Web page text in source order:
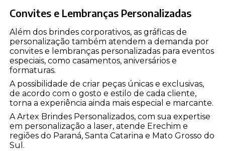
Convites e Lembranças Personalizadas
Além dos brindes corporativos, as gráficas de
personalização também atendem a demanda por
convites e lembranças personalizadas para eventos
especiais, como casamentos, aniversários e
formaturas.
A possibilidade de criar peças únicas e exclusivas,
de acordo com o gosto e estilo de cada cliente,
torna a experiência ainda mais especial e marcante.
A Artex Brindes Personalizados, com sua expertise
em personalização a laser, atende Erechim e
regiões do Paraná, Santa Catarina e Mato Grosso do
Sul.